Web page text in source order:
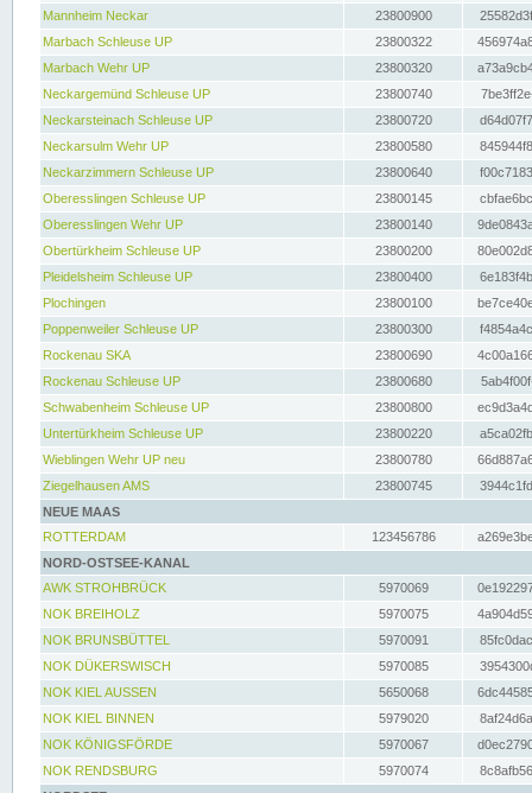
Mannheim Neckar
23800900
Marbach Schleuse UP
23800322
Marbach Wehr UP
23800320
Neckargemünd Schleuse UP
23800740
Neckarsteinach Schleuse UP
23800720
Neckarsulm Wehr UP
23800580
Neckarzimmern Schleuse UP
23800640
Oberesslingen Schleuse UP
23800145
Oberesslingen Wehr UP
23800140
Obertürkheim Schleuse UP
23800200
Pleidelsheim Schleuse UP
23800400
Plochingen
23800100
Poppenweiler Schleuse UP
23800300
Rockenau SKA
23800690
Rockenau Schleuse UP
23800680
Schwabenheim Schleuse UP
23800800
Untertürkheim Schleuse UP
23800220
Wieblingen Wehr UP neu
23800780
Ziegelhausen AMS
23800745
NEUE MAAS
ROTTERDAM
123456786
NORD-OSTSEE-KANAL
AWK STROHBRÜCK
5970069
NOK BREIHOLZ
5970075
NOK BRUNSBÜTTEL
5970091
NOK DÜKERSWISCH
5970085
NOK KIEL AUSSEN
5650068
NOK KIEL BINNEN
5979020
NOK KÖNIGSFÖRDE
5970067
NOK RENDSBURG
5970074